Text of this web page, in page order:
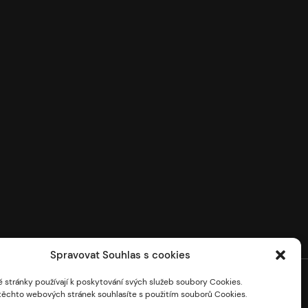
Spravovat Souhlas s cookies
stránky používají k poskytování svých služeb soubory Cookies.
webových stránek souhlasíte s použitím souborů Cookies.